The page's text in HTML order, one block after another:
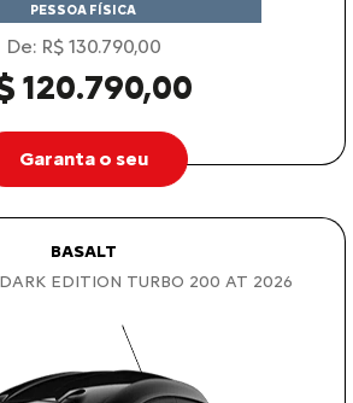
PESSOA FÍSICA
De: R$ 130.790,00
120.790,00
Garanta o seu
BASALT
EDITION TURBO 200 AT 2026